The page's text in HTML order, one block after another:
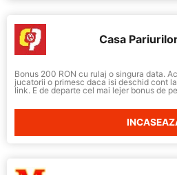
Casa
Bonus 200 RON cu rulaj o singura data.
jucatorii o primesc daca isi deschid cont
link. E de departe cel mai lejer bonus de